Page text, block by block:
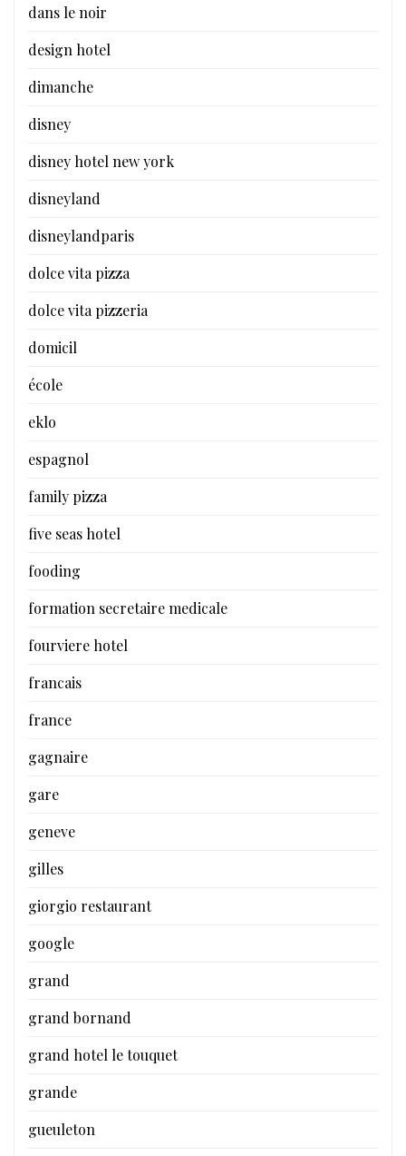
dans le noir
design hotel
dimanche
disney
disney hotel new york
disneyland
disneylandparis
dolce vita pizza
dolce vita pizzeria
domicil
école
eklo
espagnol
family pizza
five seas hotel
fooding
formation secretaire medicale
fourviere hotel
francais
france
gagnaire
gare
geneve
gilles
giorgio restaurant
google
grand
grand bornand
grand hotel le touquet
grande
gueuleton